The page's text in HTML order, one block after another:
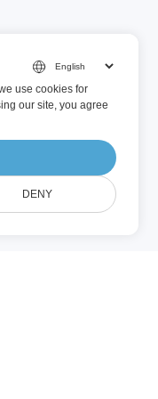
use cookies for
our site, you agree
DENY